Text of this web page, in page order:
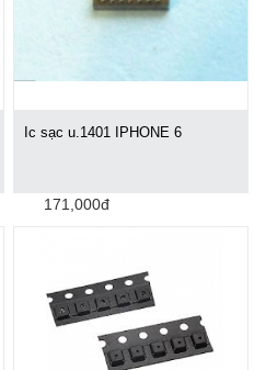
Ic sạc u.1401 IPHONE 6
171,000đ